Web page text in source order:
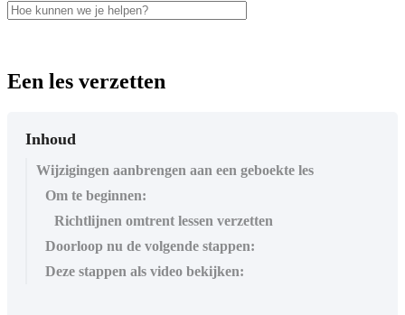
Een les verzetten
Inhoud
Wijzigingen aanbrengen aan een geboekte les
Om te beginnen:
Richtlijnen omtrent lessen verzetten
Doorloop nu de volgende stappen:
Deze stappen als video bekijken: